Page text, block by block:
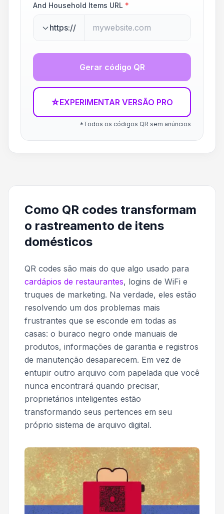
And Household Items URL *
https://
Gerar código QR
☆EXPERIMENTAR VERSÃO PRO
*Todos os códigos QR sem anúncios
Como QR codes transformam
o rastreamento de itens
domésticos
QR codes são mais do que algo usado para
cardápios de restaurantes, logins de WiFi e
truques de marketing. Na verdade, eles estão
resolvendo um dos problemas mais
frustrantes que se esconde em todas as
casas: o buraco negro onde manuais de
produtos, informações de garantia e registros
de manutenção desaparecem. Em vez de
entupir outro arquivo com papelada que você
nunca encontrará quando precisar,
proprietários inteligentes estão
transformando seus pertences em seu
próprio sistema de arquivo digital.